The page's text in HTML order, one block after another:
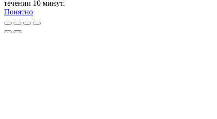
течении 10 минут.
Понятно